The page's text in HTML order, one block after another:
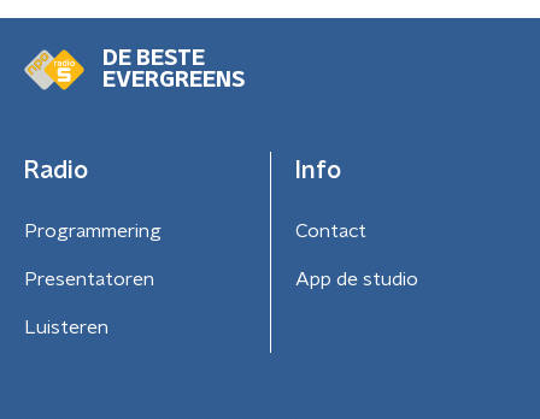
DE BESTE
EVERGREENS
Radio
Programmering
Presentatoren
Luisteren
Info
Contact
App de studio